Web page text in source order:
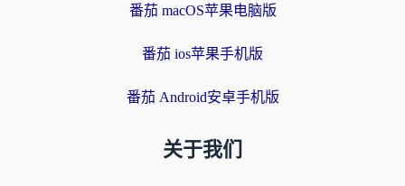
番茄 macOS苹果电脑版
番茄 ios苹果手机版
番茄 Android安卓手机版
关于我们